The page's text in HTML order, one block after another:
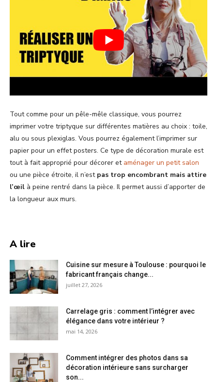
Tout comme pour un pêle-mêle classique, vous pourrez
imprimer votre triptyque sur différentes matières au choix : toile,
alu ou sous plexiglas. Vous pourrez également l’imprimer sur
papier pour un effet posters. Ce type de décoration murale est
tout à fait approprié pour décorer et aménager un petit salon
ou une pièce étroite, il n’est pas trop encombrant mais attire
l’œil à peine rentré dans la pièce. Il permet aussi d’apporter de
la longueur aux murs.
A lire
Cuisine sur mesure à Toulouse : pourquoi le
fabricant français change...
juillet 27, 2026
Carrelage gris : comment l’intégrer avec
élégance dans votre intérieur ?
mai 14, 2026
Comment intégrer des photos dans sa
décoration intérieure sans surcharger
son...